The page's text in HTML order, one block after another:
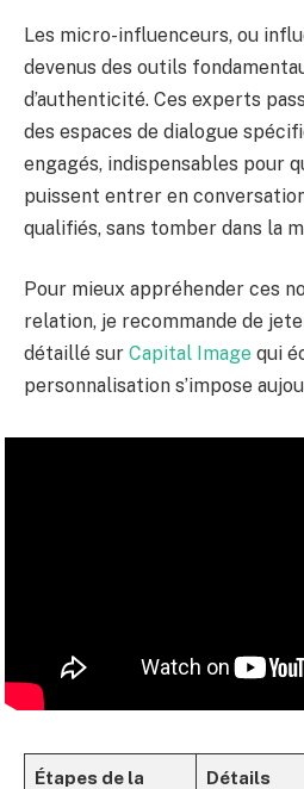
Les micro-influenceurs, ou
devenus des outils
d’authenticité. Ces experts
des espaces de dialogue
engagés, indispensables pour
puissent entrer en
qualifiés, sans tomber dans la
Pour mieux appréhender ces
relation, je recommande de
détaillé sur Capital Image qui
personnalisation s’impose
Étapes de la
Détails